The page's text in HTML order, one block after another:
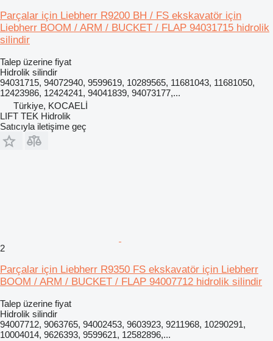
Parçalar için Liebherr R9200 BH / FS ekskavatör için
Liebherr BOOM / ARM / BUCKET / FLAP 94031715 hidrolik
silindir
Talep üzerine fiyat
Hidrolik silindir
94031715, 94072940, 9599619, 10289565, 11681043, 11681050,
12423986, 12424241, 94041839, 94073177,...
Türkiye, KOCAELİ
LIFT TEK Hidrolik
Satıcıyla iletişime geç
2
Parçalar için Liebherr R9350 FS ekskavatör için Liebherr
BOOM / ARM / BUCKET / FLAP 94007712 hidrolik silindir
Talep üzerine fiyat
Hidrolik silindir
94007712, 9063765, 94002453, 9603923, 9211968, 10290291,
10004014, 9626393, 9599621, 12582896,...